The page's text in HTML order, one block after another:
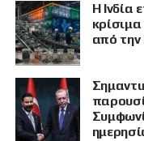
Η Ινδία
από την